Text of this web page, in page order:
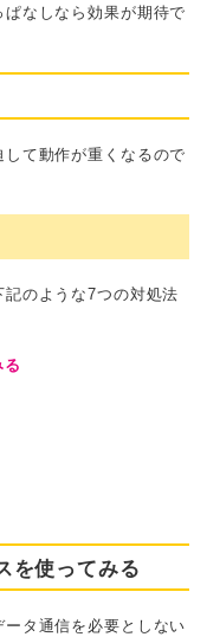
なしなら効果が期待で
て動作が重くなるので
のような7つの対処法
を使ってみる
タ通信を必要としない